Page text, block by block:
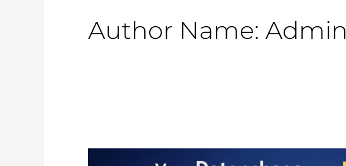
Author Name: Admin